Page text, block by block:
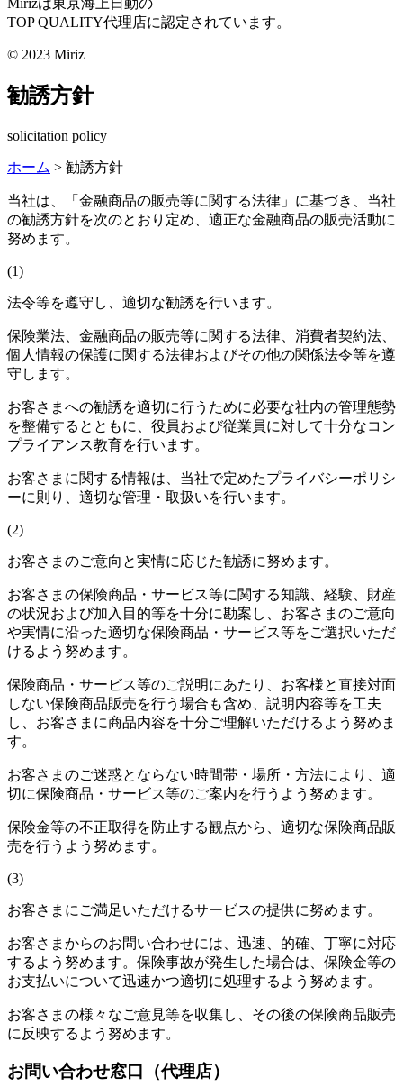
Mirizは東京海上日動の
TOP QUALITY代理店に認定されています。
©︎ 2023 Miriz
勧誘方針
solicitation policy
ホーム > 勧誘方針
当社は、「金融商品の販売等に関する法律」に基づき、当社
の勧誘方針を次のとおり定め、適正な金融商品の販売活動に
努めます。
(1)
法令等を遵守し、適切な勧誘を行います。
保険業法、金融商品の販売等に関する法律、消費者契約法、
個人情報の保護に関する法律およびその他の関係法令等を遵
守します。
お客さまへの勧誘を適切に行うために必要な社内の管理態勢
を整備するとともに、役員および従業員に対して十分なコン
プライアンス教育を行います。
お客さまに関する情報は、当社で定めたプライバシーポリシ
ーに則り、適切な管理・取扱いを行います。
(2)
お客さまのご意向と実情に応じた勧誘に努めます。
お客さまの保険商品・サービス等に関する知識、経験、財産
の状況および加入目的等を十分に勘案し、お客さまのご意向
や実情に沿った適切な保険商品・サービス等をご選択いただ
けるよう努めます。
保険商品・サービス等のご説明にあたり、お客様と直接対面
しない保険商品販売を行う場合も含め、説明内容等を工夫
し、お客さまに商品内容を十分ご理解いただけるよう努めま
す。
お客さまのご迷惑とならない時間帯・場所・方法により、適
切に保険商品・サービス等のご案内を行うよう努めます。
保険金等の不正取得を防止する観点から、適切な保険商品販
売を行うよう努めます。
(3)
お客さまにご満足いただけるサービスの提供に努めます。
お客さまからのお問い合わせには、迅速、的確、丁寧に対応
するよう努めます。保険事故が発生した場合は、保険金等の
お支払いについて迅速かつ適切に処理するよう努めます。
お客さまの様々なご意見等を収集し、その後の保険商品販売
に反映するよう努めます。
お問い合わせ窓口（代理店）